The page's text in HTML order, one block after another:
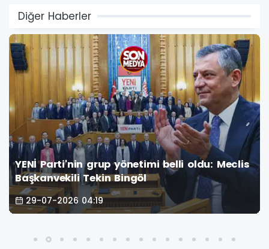
Diğer Haberler
YENİ Parti'nin grup yönetimi belli oldu: Meclis
Başkanvekili Tekin Bingöl
29-07-2026 04:19